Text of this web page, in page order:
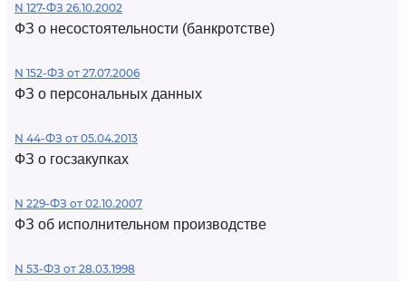
N 127-ФЗ 26.10.2002
ФЗ о несостоятельности (банкротстве)
N 152-ФЗ от 27.07.2006
ФЗ о персональных данных
N 44-ФЗ от 05.04.2013
ФЗ о госзакупках
N 229-ФЗ от 02.10.2007
ФЗ об исполнительном производстве
N 53-ФЗ от 28.03.1998